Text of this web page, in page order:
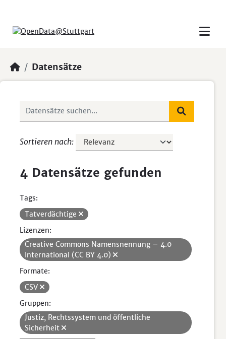
Datensätze
Sortieren nach
4 Datensätze gefunden
Tags:
Tatverdächtige
Lizenzen:
Creative Commons Namensnennung – 4.0
International (CC BY 4.0)
Formate:
CSV
Gruppen:
Justiz, Rechtssystem und öffentliche
Sicherheit